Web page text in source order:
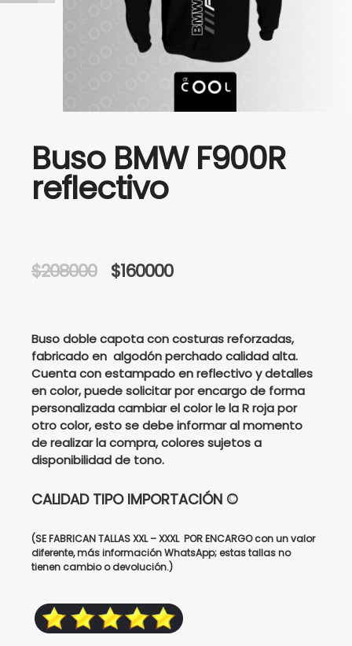
Buso BMW F900R
reflectivo
$208000
Original
was:
$208000.
$160000Current
is:
$160000.
Buso doble capota con costuras reforzadas,
fabricado en algodón perchado calidad alta.
Cuenta con estampado en reflectivo y detalles
en color, puede solicitar por encargo de forma
personalizada cambiar el color le la R roja por
otro color, esto se debe informar al momento
de realizar la compra, colores sujetos a
disponibilidad de tono.
CALIDAD TIPO IMPORTACIÓN ©
(SE FABRICAN TALLAS XXL – XXXL POR ENCARGO con un valor
diferente, más información WhatsApp; estas tallas no
tienen cambio o devolución.)